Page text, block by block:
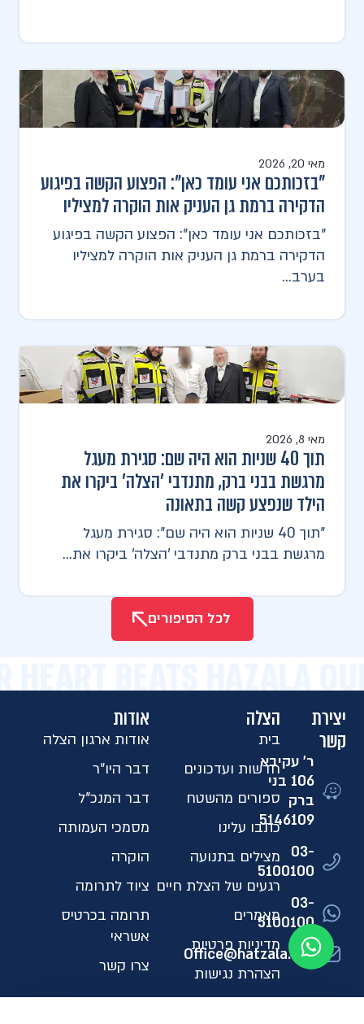
מאי 20, 2026
"בזכותכם אני עומד כאן": הפצוע הקשה בפיגוע
הדקירה ברמת גן העניק אות הוקרה למציליו
"בזכותכם אני עומד כאן": הפצוע הקשה בפיגוע
הדקירה ברמת גן העניק אות הוקרה למציליו
בערב...
מאי 8, 2026
תוך 40 שניות הוא היה שם: סגירת מעגל
מרגשת בבני ברק, מתנדבי 'הצלה' ביקרו את
הילד שנפצע קשה בתאונה
"תוך 40 שניות הוא היה שם": סגירת מעגל
מרגשת בבני ברק מתנדבי 'הצלה' ביקרו את...
לכל הסיפורים
HEART BEATS HAZALA
יצירת
קשר
ר' עקיבא
106 בני
ברק
5146109​
03-
5100100
03-
5100100
Office@hatzala.org
הצלה
בית
חדשות ועדכונים
ספורים מהשטח
כתבו עלינו
מצילים בתנועה
רגעים של הצלת חיים
מאמרים
מדיניות פרטיות
הצהרת נגישות
אודות
אודות ארגון הצלה
דבר היו"ר
דבר המנכ"ל
מסמכי העמותה
הוקרה
ציוד לתרומה
תרומה בכרטיס
אשראי
צרו קשר